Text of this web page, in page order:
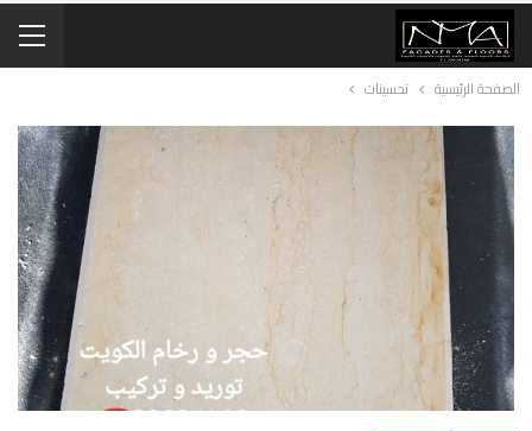
الصفحة الرئيسية تحسينات